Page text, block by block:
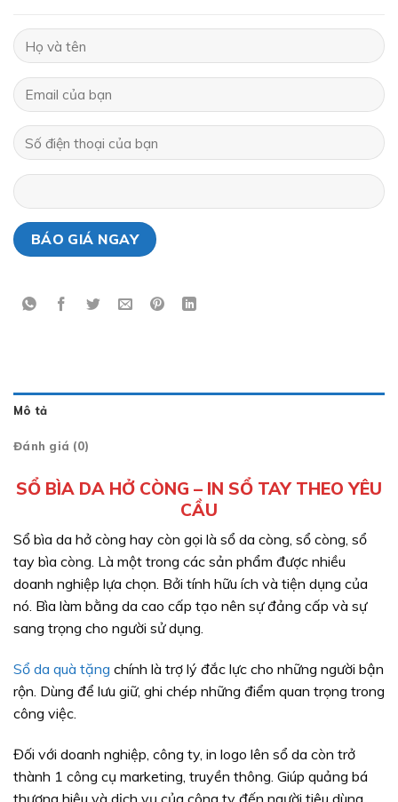
Mô tả
Đánh giá (0)
SỔ BÌA DA HỞ CÒNG – IN SỔ TAY THEO YÊU
CẦU
Sổ bìa da hở còng hay còn gọi là sổ da còng, sổ còng, sổ
tay bìa còng. Là một trong các sản phẩm được nhiều
doanh nghiệp lựa chọn. Bởi tính hữu ích và tiện dụng của
nó. Bìa làm bằng da cao cấp tạo nên sự đảng cấp và sự
sang trọng cho người sử dụng.
Sổ da quà tặng chính là trợ lý đắc lực cho những người bận
rộn. Dùng để lưu giữ, ghi chép những điểm quan trọng trong
công việc.
Đối với doanh nghiệp, công ty, in logo lên sổ da còn trở
thành 1 công cụ marketing, truyền thông. Giúp quảng bá
thương hiệu và dịch vụ của công ty đến người tiêu dùng.